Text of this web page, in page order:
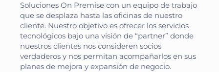
Soluciones On Premise con un equipo de trabajo
que se desplaza hasta las oficinas de nuestro
cliente. Nuestro objetivo es ofrecer los servicios
tecnológicos bajo una visión de “partner” donde
nuestros clientes nos consideren socios
verdaderos y nos permitan acompañarlos en sus
planes de mejora y expansión de negocio.